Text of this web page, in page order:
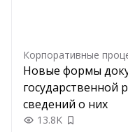
Корпоративные
Новые формы
государственной
сведений о них
13.8K Добавить в